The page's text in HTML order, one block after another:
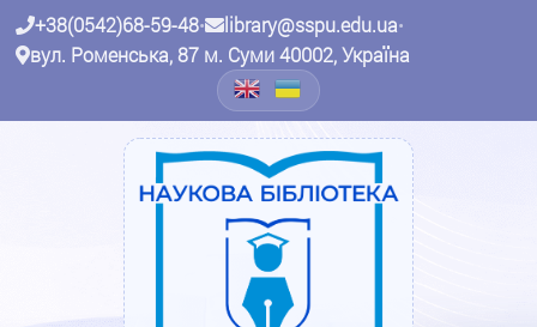
+38(0542)68-59-48• library@sspu.edu.ua•
вул. Роменська, 87 м. Суми 40002, Україна